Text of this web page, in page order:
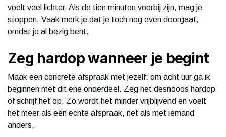
voelt veel lichter. Als de tien minuten voorbij zijn, mag je
stoppen. Vaak merk je dat je toch nog even doorgaat,
omdat je al bezig bent.
Zeg hardop wanneer je begint
Maak een concrete afspraak met jezelf: om acht uur ga ik
beginnen met dit ene onderdeel. Zeg het desnoods hardop
of schrijf het op. Zo wordt het minder vrijblijvend en voelt
het meer als een echte afspraak, net als met iemand
anders.